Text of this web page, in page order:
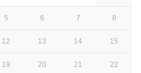
5 6 7 8
12 13 14 15
19 20 21 22